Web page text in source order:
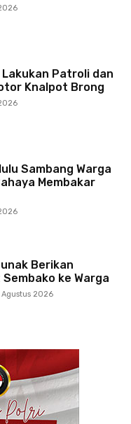
Patroli dan
Knalpot Brong
Sambang Warga
Membakar
Berikan
ke Warga
Agustus 2026